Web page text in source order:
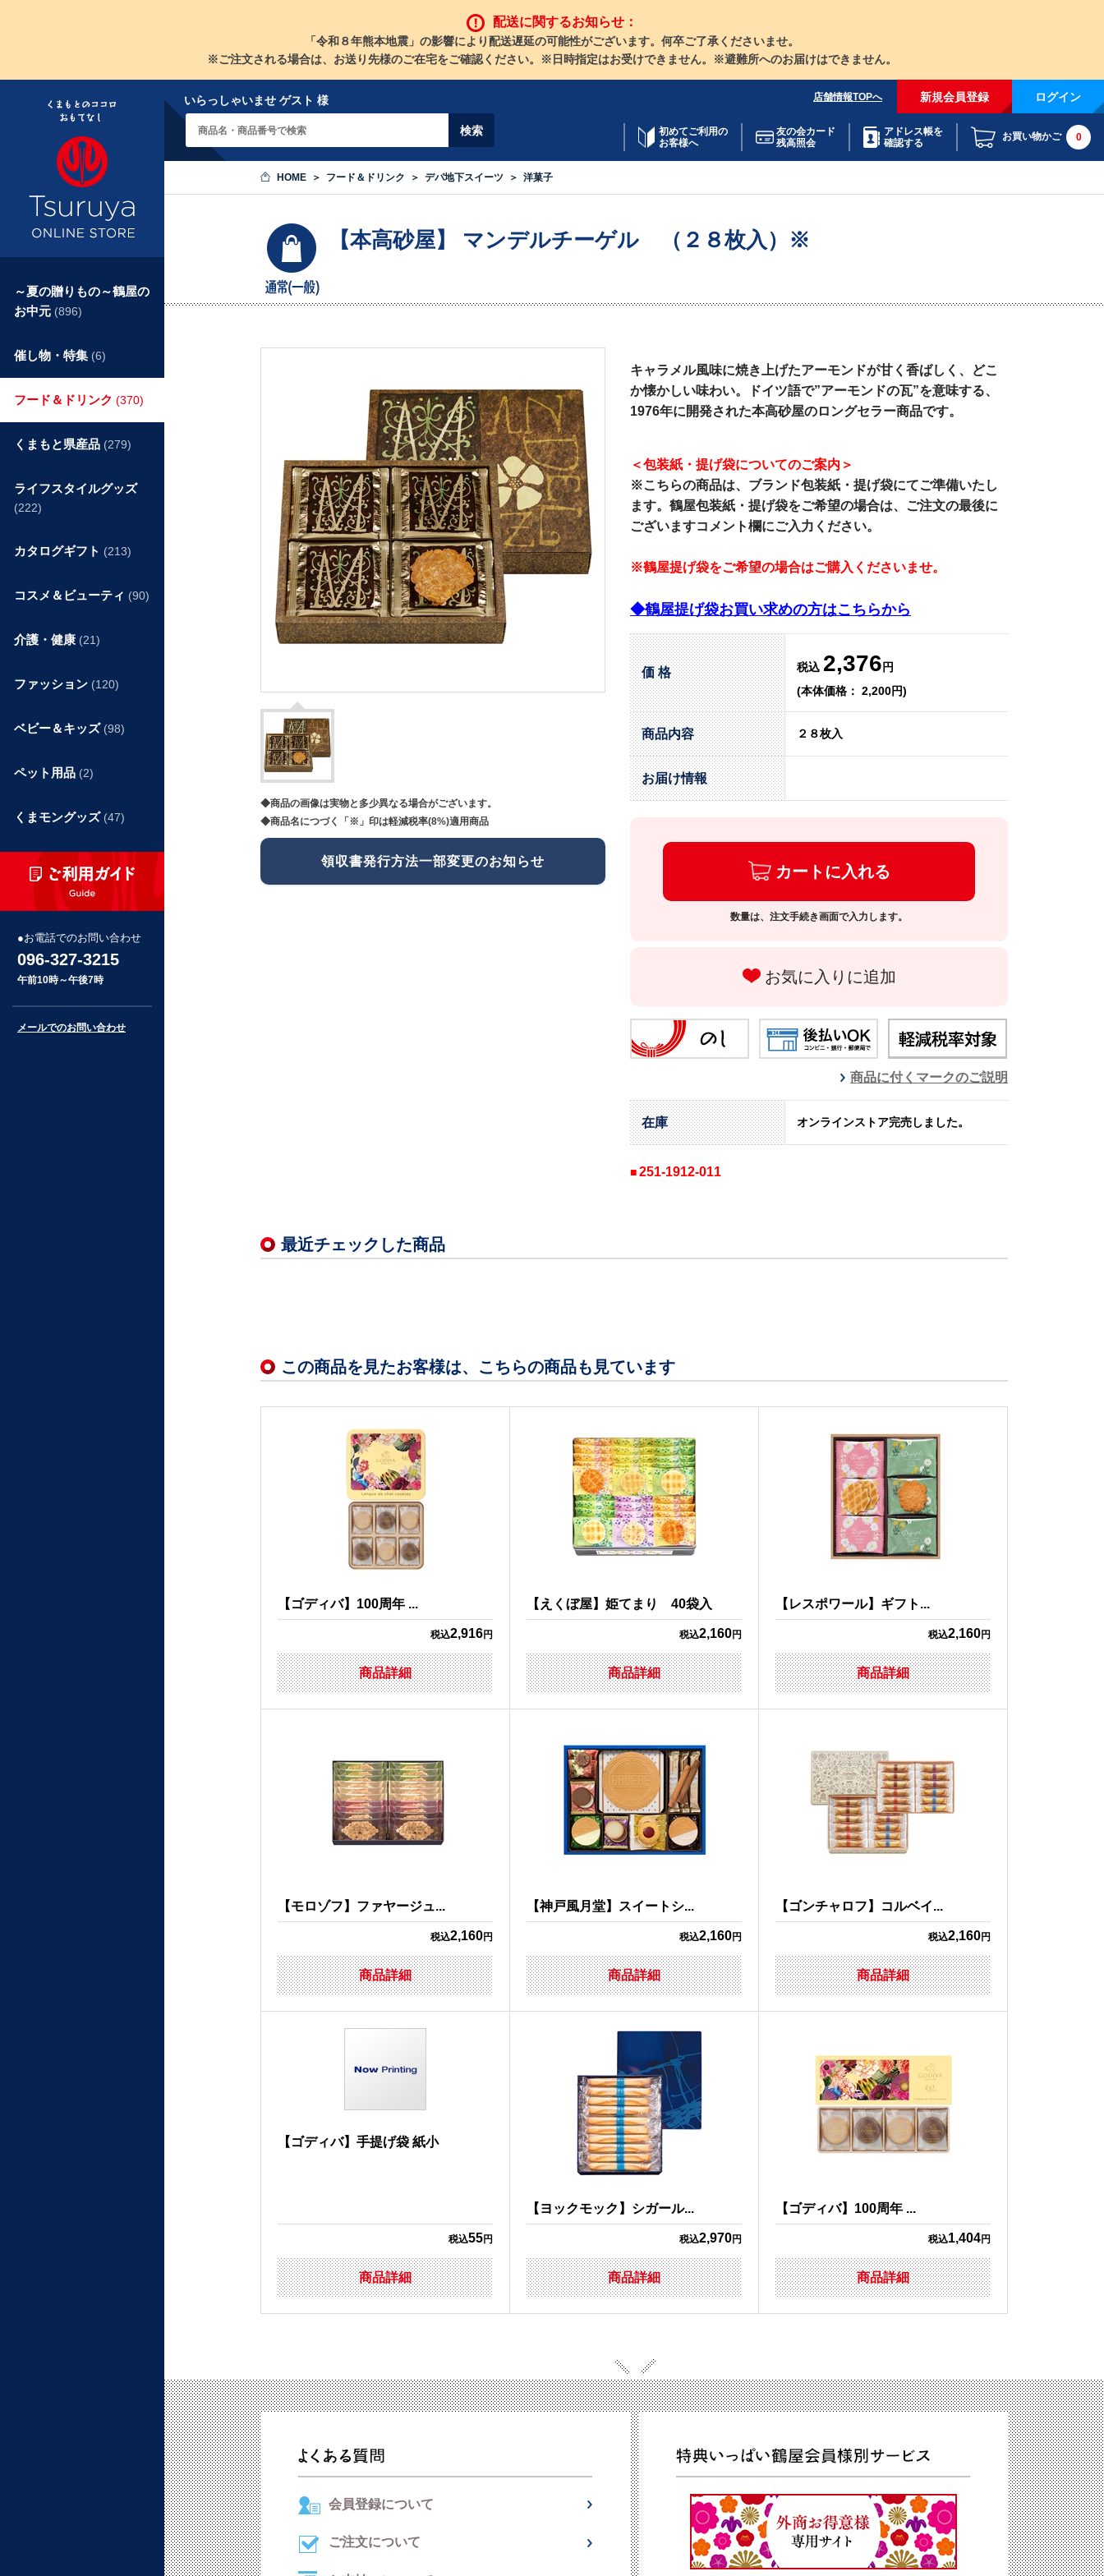
配送に関するお知らせ：
「令和８年熊本地震」の影響により配送遅延の可能性がございます。何卒ご了承くださいませ。
※ご注文される場合は、お送り先様のご在宅をご確認ください。※日時指定はお受けできません。※避難所へのお届けはできません。
いらっしゃいませ ゲスト 様 店舗情報TOPへ 新規会員登録 ログイン
初めてご利用の
お客様へ
友の会カード
残高照会
アドレス帳を
確認する
お買い物かご 0
HOME フード＆ドリンク デパ地下スイーツ 洋菓子
【本高砂屋】 マンデルチーゲル （２８枚入）※
◆商品の画像は実物と多少異なる場合がございます。
◆商品名につづく「※」印は軽減税率(8%)適用商品
領収書発行方法一部変更のお知らせ
キャラメル風味に焼き上げたアーモンドが甘く香ばしく、どこ
か懐かしい味わい。ドイツ語で”アーモンドの瓦”を意味する、
1976年に開発された本高砂屋のロングセラー商品です。
＜包装紙・提げ袋についてのご案内＞
※こちらの商品は、 ブランド包装紙・提げ袋にてご準備いたし
ます。鶴屋包装紙・提げ袋をご希望の場合は、ご注文の最後に
ございますコメント欄にご入力ください。
※鶴屋提げ袋をご希望の場合はご購入くださいませ。
◆鶴屋提げ袋お買い求めの方はこちらから
価 格 税込 2,376 円
(本体価格： 2,200円)
商品内容 ２８枚入
お届け情報
カートに入れる
数量は、注文手続き画面で入力します。
お気に入りに追加
商品に付くマークのご説明
在庫 オンラインストア完売しました。
251-1912-011
最近チェックした商品
この商品を見たお客様は、こちらの商品も見ています
【ゴディバ】100周年 ...
税込2,916円
商品詳細
【えくぼ屋】姫てまり 40袋入
税込2,160円
商品詳細
【レスポワール】ギフト...
税込2,160円
商品詳細
【モロゾフ】ファヤージュ...
税込2,160円
商品詳細
【神戸風月堂】スイートシ...
税込2,160円
商品詳細
【ゴンチャロフ】コルベイ...
税込2,160円
商品詳細
【ゴディバ】手提げ袋 紙小
税込55円
商品詳細
【ヨックモック】シガール...
税込2,970円
商品詳細
【ゴディバ】100周年 ...
税込1,404円
商品詳細
～夏の贈りもの～鶴屋の
お中元 (896)
催し物・特集 (6)
フード＆ドリンク (370)
くまもと県産品 (279)
ライフスタイルグッズ
(222)
カタログギフト (213)
コスメ＆ビューティ (90)
介護・健康 (21)
ファッション (120)
ベビー＆キッズ (98)
ペット用品 (2)
くまモングッズ (47)
お電話でのお問い合わせ
096-327-3215
午前10時～午後7時
メールでのお問い合わせ
会員登録について
ご注文について